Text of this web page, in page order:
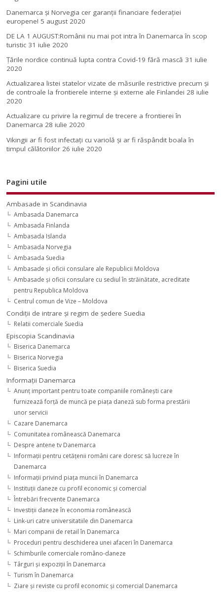
Danemarca și Norvegia cer garanții financiare federației
europene! 5 august 2020
DE LA 1 AUGUST:Românii nu mai pot intra în Danemarca în scop
turistic 31 iulie 2020
Țările nordice continuă lupta contra Covid-19 fără mască 31 iulie
2020
Actualizarea listei statelor vizate de măsurile restrictive precum și
de controale la frontierele interne și externe ale Finlandei 28 iulie
2020
Actualizare cu privire la regimul de trecere a frontierei în
Danemarca 28 iulie 2020
Vikingii ar fi fost infectaţi cu variolă şi ar fi răspândit boala în
timpul călătoriilor 26 iulie 2020
Pagini utile
Ambasade in Scandinavia
Ambasada Danemarca
Ambasada Finlanda
Ambasada Islanda
Ambasada Norvegia
Ambasada Suedia
Ambasade şi oficii consulare ale Republicii Moldova
Ambasade şi oficii consulare cu sediul în străinătate, acreditate
pentru Republica Moldova
Centrul comun de Vize – Moldova
Condiţii de intrare şi regim de şedere Suedia
Relatii comerciale Suedia
Episcopia Scandinavia
Biserica Danemarca
Biserica Norvegia
Biserica Suedia
Informaţii Danemarca
Anunţ important pentru toate companiile româneşti care
furnizează forţă de muncă pe piaţa daneză sub forma prestării
unor servicii
Cazare Danemarca
Comunitatea românească Danemarca
Despre antene tv Danemarca
Informaţii pentru cetăţenii români care doresc să lucreze în
Danemarca
Informaţii privind piaţa muncii în Danemarca
Instituţii daneze cu profil economic şi comercial
Întrebări frecvente Danemarca
Investiţii daneze în economia românească
Link-uri catre universitatiile din Danemarca
Mari companii de retail în Danemarca
Proceduri pentru deschiderea unei afaceri în Danemarca
Schimburile comerciale româno-daneze
Târguri şi expoziţii în Danemarca
Turism în Danemarca
Ziare şi reviste cu profil economic şi comercial Danemarca